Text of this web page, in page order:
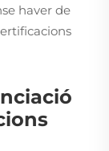
haver de